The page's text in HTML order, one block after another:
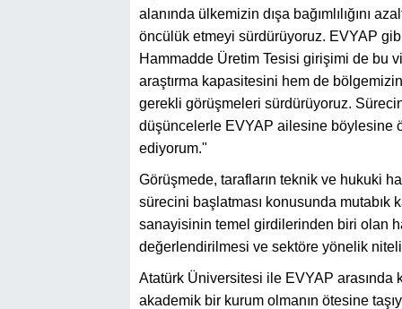
alanında ülkemizin dışa bağımlılığını
öncülük etmeyi sürdürüyoruz. EVYAP
Hammadde Üretim Tesisi girişimi de bu
araştırma kapasitesini hem de
gerekli görüşmeleri sürdürüyoruz.
düşüncelerle EVYAP ailesine böylesine
ediyorum."
Görüşmede, tarafların teknik ve hukuki
sürecini başlatması konusunda mutabık
sanayisinin temel girdilerinden biri olan
değerlendirilmesi ve sektöre yönelik
Atatürk Üniversitesi ile EVYAP
akademik bir kurum olmanın ötesine